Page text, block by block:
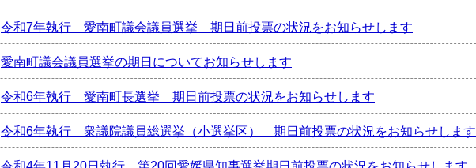
令和7年執行 愛南町議会議員選挙 期日前投票の状況をお知らせします
愛南町議会議員選挙の期日についてお知らせします
令和6年執行 愛南町長選挙 期日前投票の状況をお知らせします
令和6年執行 衆議院議員総選挙（小選挙区） 期日前投票の状況をお知らせします